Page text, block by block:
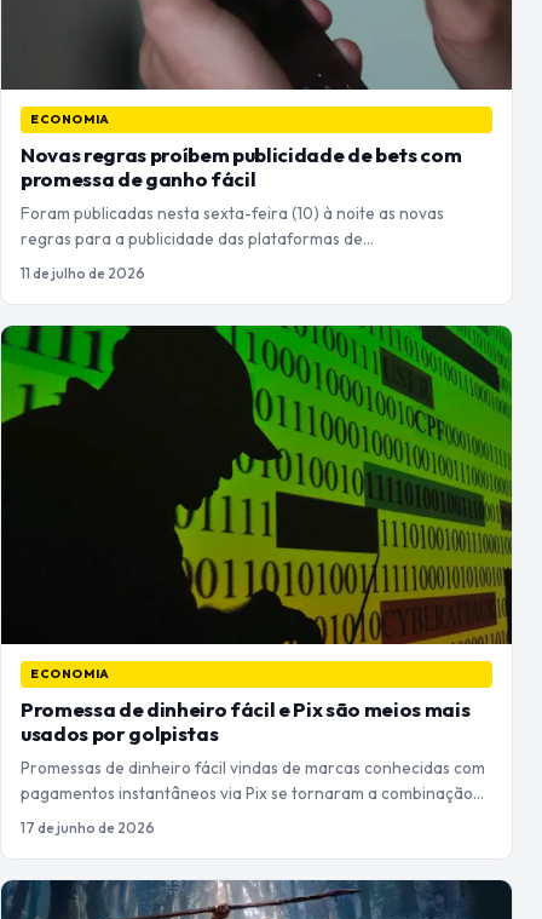
ECONOMIA
Novas regras proíbem publicidade de bets com
promessa de ganho fácil
Foram publicadas nesta sexta-feira (10) à noite as novas
regras para a publicidade das plataformas de…
11 de julho de 2026
ECONOMIA
Promessa de dinheiro fácil e Pix são meios mais
usados por golpistas
Promessas de dinheiro fácil vindas de marcas conhecidas com
pagamentos instantâneos via Pix se tornaram a combinação…
17 de junho de 2026